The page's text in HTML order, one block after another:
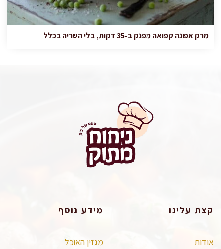
מרק אפונה קפואה מפנק ב-35 דקות, בלי השריה בכלל
קצת עלינו
אודות
מידע נוסף
מגזין האוכל